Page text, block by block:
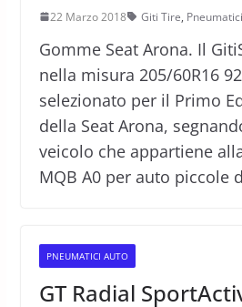
22 Marzo 2018 Giti Tire,
Gomme Seat Arona. Il
nella misura 205/60R16
selezionato per il Primo
della Seat Arona,
veicolo che appartiene
MQB A0 per auto piccole
PNEUMATICI AUTO
GT Radial